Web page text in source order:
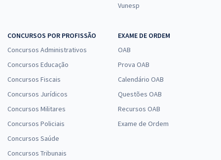
Vunesp
CONCURSOS POR PROFISSÃO
Concursos Administrativos
Concursos Educação
Concursos Fiscais
Concursos Jurídicos
Concursos Militares
Concursos Policiais
Concursos Saúde
Concursos Tribunais
EXAME DE ORDEM
OAB
Prova OAB
Calendário OAB
Questões OAB
Recursos OAB
Exame de Ordem